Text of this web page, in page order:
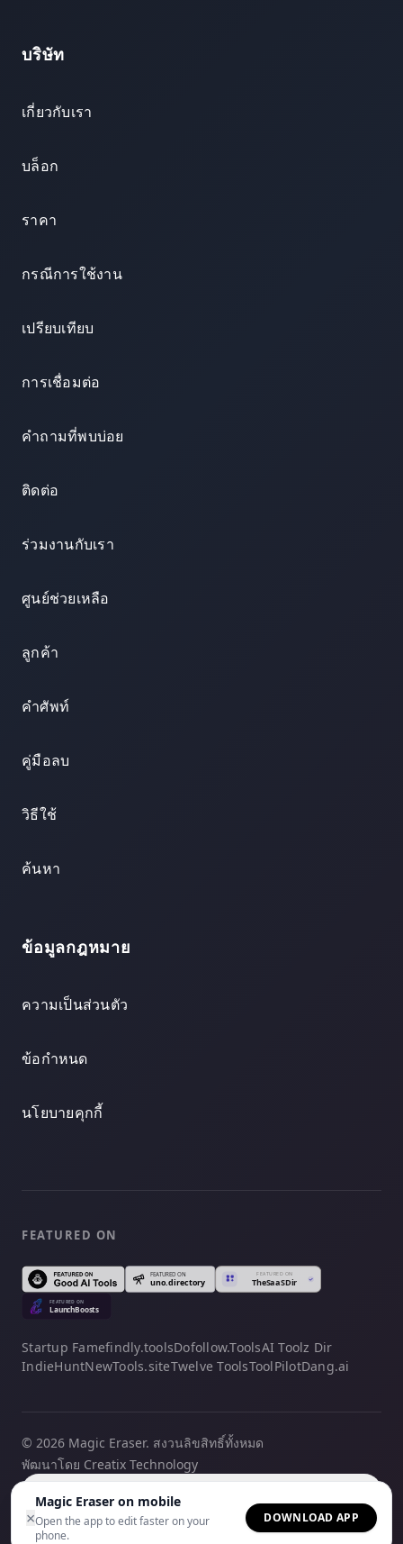
×
Magic Eraser on mobile
Open the app to edit faster on your
phone.
DOWNLOAD APP
บริษัท
เกี่ยวกับเรา
บล็อก
ราคา
กรณีการใช้งาน
เปรียบเทียบ
การเชื่อมต่อ
คำถามที่พบบ่อย
ติดต่อ
ร่วมงานกับเรา
ศูนย์ช่วยเหลือ
ลูกค้า
คำศัพท์
คู่มือลบ
วิธีใช้
ค้นหา
ข้อมูลกฎหมาย
ความเป็นส่วนตัว
ข้อกำหนด
นโยบายคุกกี้
FEATURED ON
Startup Famefindly.toolsDofollow.ToolsAI Toolz Dir
IndieHuntNewTools.siteTwelve ToolsToolPilotDang.ai
© 2026 Magic Eraser. สงวนลิขสิทธิ์ทั้งหมด
พัฒนาโดย Creatix Technology